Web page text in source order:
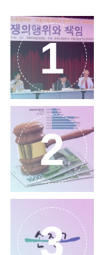
1
2
3